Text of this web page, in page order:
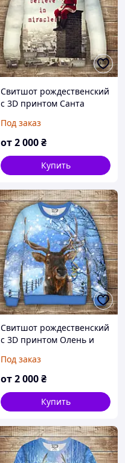
Свитшот рождественский
с 3D принтом Санта
?. Взрослые и детские
размеры
Под заказ
от2 000₴
Купить
Свитшот рождественский
с 3D принтом Олень и
детские размеры
Под заказ
от2 000₴
Купить